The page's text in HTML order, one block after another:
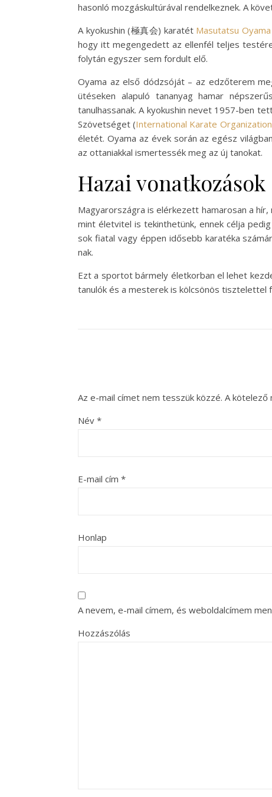
hasonló mozgáskultúrával rendelkeznek. A
A kyokushin (極真会) karatét Masutatsu
hogy itt megengedett az ellenfél teljes
folytán egyszer sem fordult elő.
Oyama az első dódzsóját – az edzőterem
ütéseken alapuló tananyag hamar
tanulhassanak. A kyokushin nevet 1957-ben
Szövetséget (International Karate
életét. Oyama az évek során az egész
az ottaniakkal ismertessék meg az új tanokat.
Hazai vonatkozások
Magyarországra is elérkezett hamarosan a
mint életvitel is tekinthetünk, ennek célja
sok fiatal vagy éppen idősebb karatéka
nak.
Ezt a sportot bármely életkorban el lehet
tanulók és a mesterek is kölcsönös tisztelettel
Az e-mail címet nem tesszük közzé. A kötelező
Név *
E-mail cím *
Honlap
A nevem, e-mail címem, és weboldalcímem
Hozzászólás